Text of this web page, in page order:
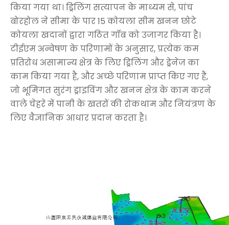
किया गया था। ड्रिलिंग सत्यापन के माध्यम से, पांच
बोरहोल ने सीमा के पार 15 कोयला सीम खनन छोटे
कोयला खदानों द्वारा गठित गॉब को उजागर किया है।
टीईएम अन्वेषण के परिणामों के अनुसार, प्रत्येक कम
प्रतिरोध असामान्य क्षेत्र के लिए ड्रिलिंग और ड्रेनेज का
काम किया गया है, और अच्छे परिणाम प्राप्त किए गए हैं,
जो भूमिगत सुरंग ड्राइविंग और खनन क्षेत्र के काम करने
वाले चेहरे में पानी के खतरों की रोकथाम और नियंत्रण के
लिए वैज्ञानिक आधार प्रदान करता है।